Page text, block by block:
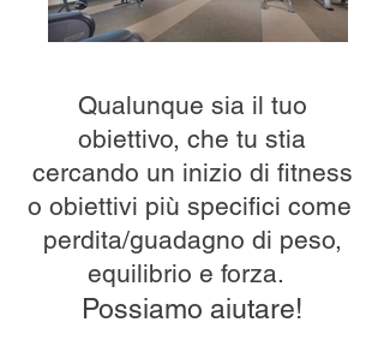
Qualunque sia il tuo
obiettivo, che tu stia
cercando un inizio di fitness
o obiettivi più specifici come
perdita/guadagno di peso,
equilibrio e forza.
Possiamo aiutare!